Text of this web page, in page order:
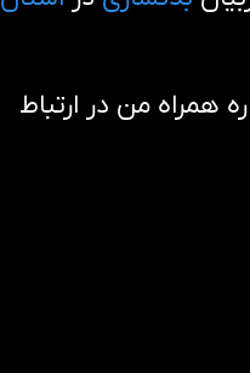
من در ارتباط